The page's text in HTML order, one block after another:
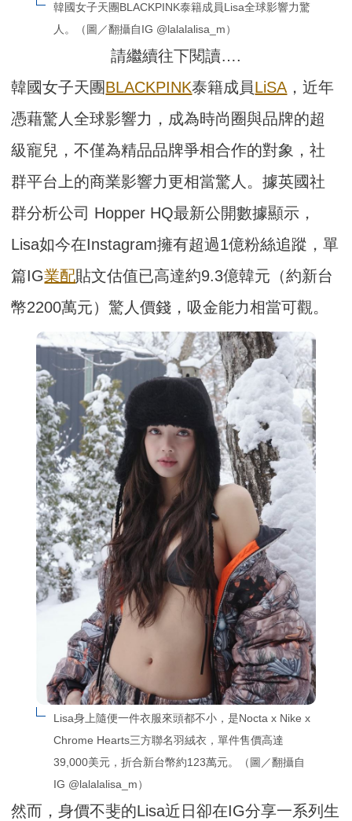
韓國女子天團BLACKPINK泰籍成員Lisa全球影響力驚
人。（圖／翻攝自IG @lalalalisa_m）
請繼續往下閱讀….
韓國女子天團BLACKPINK泰籍成員LiSA ，近年
憑藉驚人全球影響力，成為時尚圈與品牌的超
級寵兒，不僅為精品品牌爭相合作的對象，社
群平台上的商業影響力更相當驚人。據英國社
群分析公司 Hopper HQ最新公開數據顯示，
Lisa如今在Instagram擁有超過1億粉絲追蹤，單
篇IG業配貼文估值已高達約9.3億韓元（約新台
幣2200萬元）驚人價錢，吸金能力相當可觀。
Lisa身上隨便一件衣服來頭都不小，是Nocta x Nike x
Chrome Hearts三方聯名羽絨衣，單件售價高達
39,000美元，折合新台幣約123萬元。（圖／翻攝自
IG @lalalalisa_m）
然而，身價不斐的Lisa近日卻在IG分享一系列生